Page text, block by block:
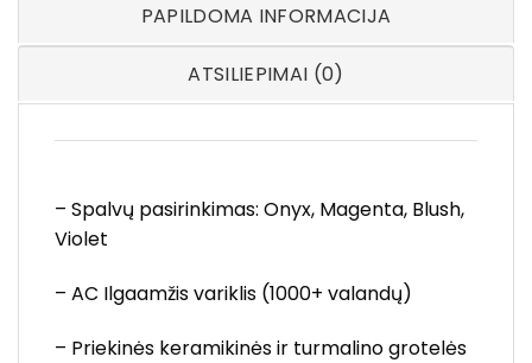
PAPILDOMA INFORMACIJA
ATSILIEPIMAI (0)
– Spalvų pasirinkimas: Onyx, Magenta, Blush,
Violet
– AC Ilgaamžis variklis (1000+ valandų)
– Priekinės keramikinės ir turmalino grotelės